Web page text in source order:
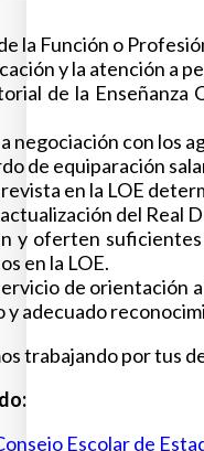
la Función o
y la atención a
de la
negociación con los
de equiparación
en la LOE
del Real
y oferten
en la LOE.
de orientación
y adecuado
trabajando por tus
Escolar de